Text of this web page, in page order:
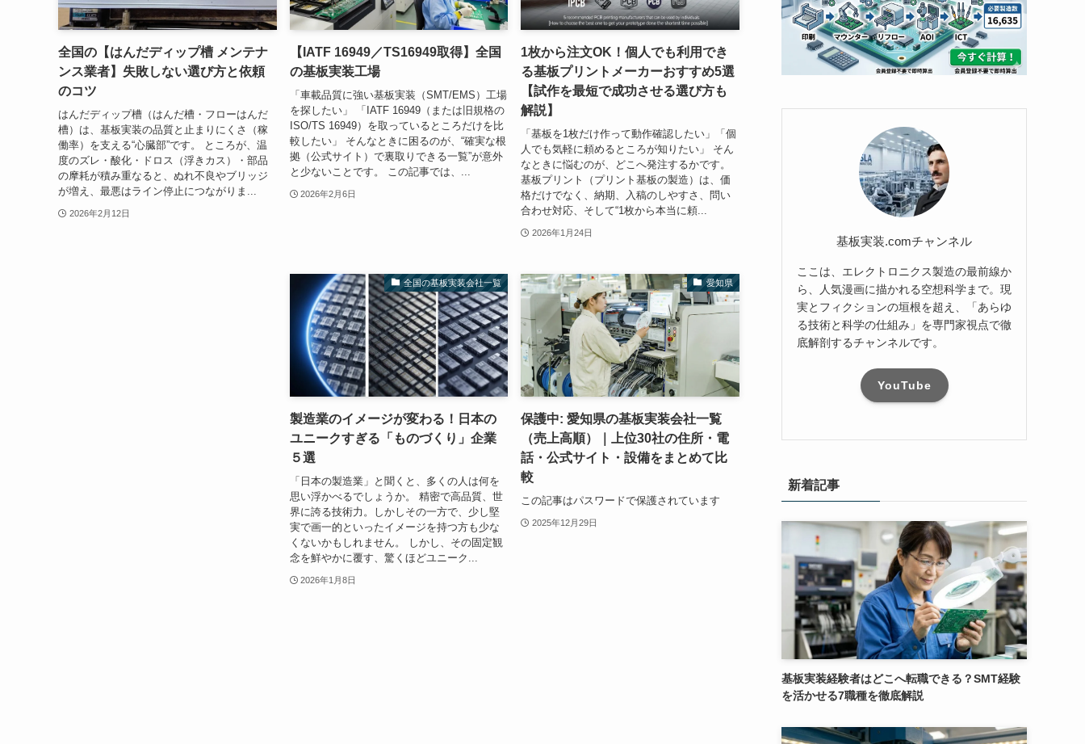
全国の【はんだディップ槽 メンテナ
ンス業者】失敗しない選び方と依頼
のコツ
はんだディップ槽（はんだ槽・フローはんだ
槽）は、基板実装の品質と止まりにくさ（稼
働率）を支える“心臓部”です。 ところが、温
度のズレ・酸化・ドロス（浮きカス）・部品
の摩耗が積み重なると、ぬれ不良やブリッジ
が増え、最悪はライン停止につながりま...
2026年2月12日
【IATF 16949／TS16949取得】全国
の基板実装工場
「車載品質に強い基板実装（SMT/EMS）工場
を探したい」 「IATF 16949（または旧規格の
ISO/TS 16949）を取っているところだけを比
較したい」 そんなときに困るのが、“確実な根
拠（公式サイト）で裏取りできる一覧”が意外
と少ないことです。 この記事では、...
2026年2月6日
1枚から注文OK！個人でも利用でき
る基板プリントメーカーおすすめ5選
【試作を最短で成功させる選び方も
解説】
「基板を1枚だけ作って動作確認したい」「個
人でも気軽に頼めるところが知りたい」 そん
なときに悩むのが、どこへ発注するかです。
基板プリント（プリント基板の製造）は、価
格だけでなく、納期、入稿のしやすさ、問い
合わせ対応、そして“1枚から本当に頼...
2026年1月24日
全国の基板実装会社一覧
製造業のイメージが変わる！日本の
ユニークすぎる「ものづくり」企業
５選
「日本の製造業」と聞くと、多くの人は何を
思い浮かべるでしょうか。 精密で高品質、世
界に誇る技術力。しかしその一方で、少し堅
実で画一的といったイメージを持つ方も少な
くないかもしれません。 しかし、その固定観
念を鮮やかに覆す、驚くほどユニーク...
2026年1月8日
愛知県
保護中: 愛知県の基板実装会社一覧
（売上高順）｜上位30社の住所・電
話・公式サイト・設備をまとめて比
較
この記事はパスワードで保護されています
2025年12月29日
基板実装.comチャンネル
ここは、エレクトロニクス製造の最前線か
ら、人気漫画に描かれる空想科学まで。現
実とフィクションの垣根を超え、「あらゆ
る技術と科学の仕組み」を専門家視点で徹
底解剖するチャンネルです。
YouTube
新着記事
基板実装経験者はどこへ転職できる？SMT経験
を活かせる7職種を徹底解説